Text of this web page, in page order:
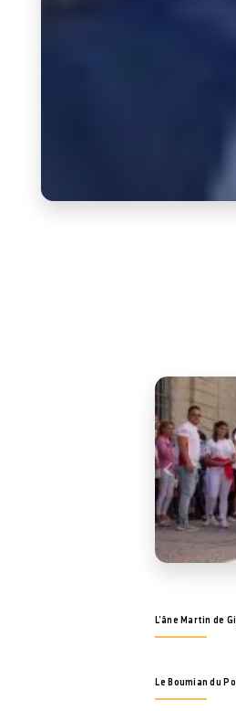
L'âne Martin de
Le Boumian du